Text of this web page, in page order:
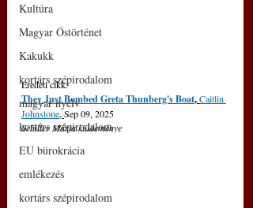
Kultúra
Magyar Őstörténet
Kakukk
kortárs szépirodalom
magyar nyelv
kortárs szépirodalom
EU bürokrácia
emlékezés
kortárs szépirodalom
Eredeti cikk:
They Just Bombed Greta Thunberg's Boat, Caitlin
Johnstone, Sep 09, 2025
Schiller Mária küldeménye